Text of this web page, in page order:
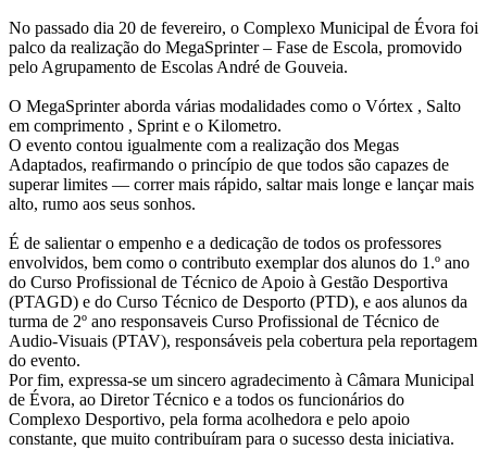
No passado dia 20 de fevereiro, o Complexo Municipal de Évora foi
palco da realização do MegaSprinter – Fase de Escola, promovido
pelo Agrupamento de Escolas André de Gouveia.
O MegaSprinter aborda várias modalidades como o Vórtex , Salto
em comprimento , Sprint e o Kilometro.
O evento contou igualmente com a realização dos Megas
Adaptados, reafirmando o princípio de que todos são capazes de
superar limites — correr mais rápido, saltar mais longe e lançar mais
alto, rumo aos seus sonhos.
É de salientar o empenho e a dedicação de todos os professores
envolvidos, bem como o contributo exemplar dos alunos do 1.º ano
do Curso Profissional de Técnico de Apoio à Gestão Desportiva
(PTAGD) e do Curso Técnico de Desporto (PTD), e aos alunos da
turma de 2º ano responsaveis Curso Profissional de Técnico de
Audio-Visuais (PTAV), responsáveis pela cobertura pela reportagem
do evento.
Por fim, expressa-se um sincero agradecimento à Câmara Municipal
de Évora, ao Diretor Técnico e a todos os funcionários do
Complexo Desportivo, pela forma acolhedora e pelo apoio
constante, que muito contribuíram para o sucesso desta iniciativa.